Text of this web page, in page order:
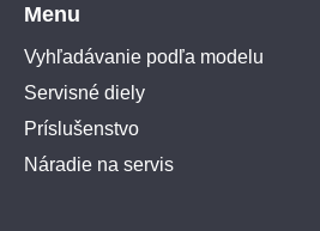
Menu
Vyhľadávanie podľa modelu
Servisné diely
Príslušenstvo
Náradie na servis